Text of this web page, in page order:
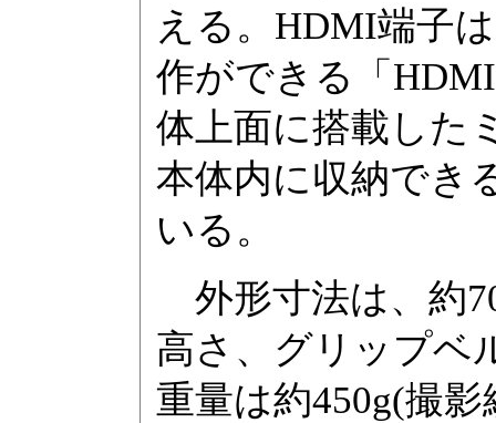
える。HDMI端子
作ができる「
体上面に搭載した
本体内に収納でき
いる。
外形寸法は、約
高さ、グリップベ
重量は約450g(撮